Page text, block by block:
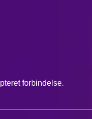
forbindelse.